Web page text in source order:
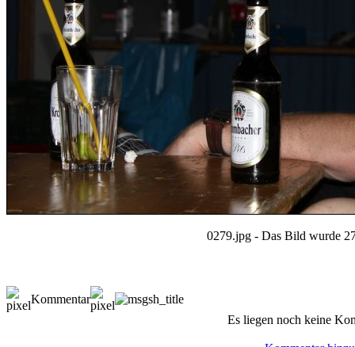
0279.jpg - Das Bild wurde
Kommentar
Es liegen noch keine